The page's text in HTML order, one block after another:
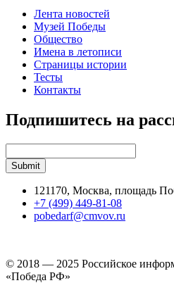
Лента новостей
Музей Победы
Общество
Имена в летописи
Страницы истории
Тесты
Контакты
Подпишитесь на
121170, Москва, площадь
+7 (499) 449-81-08
pobedarf@cmvov.ru
© 2018 — 2025 Российское
«Победа РФ»